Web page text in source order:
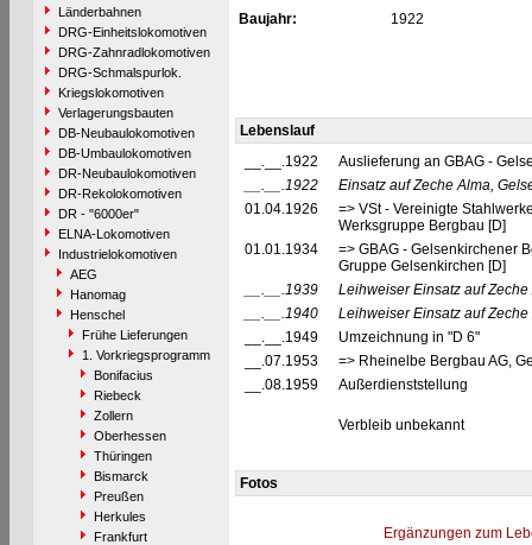
Länderbahnen
DRG-Einheitslokomotiven
DRG-Zahnradlokomotiven
DRG-Schmalspurlok.
Kriegslokomotiven
Verlagerungsbauten
DB-Neubaulokomotiven
DB-Umbaulokomotiven
DR-Neubaulokomotiven
DR-Rekolokomotiven
DR - "6000er"
ELNA-Lokomotiven
Industrielokomotiven
AEG
Hanomag
Henschel
Frühe Lieferungen
1. Vorkriegsprogramm
Bonifacius
Riebeck
Zollern
Oberhessen
Thüringen
Bismarck
Preußen
Herkules
Frankfurt
Baujahr:
1922
Lebenslauf
__.__.1922
Auslieferung an GBAG -
__.__.1922
Einsatz auf Zeche Alma,
01.04.1926
=> VSt - Vereinigte
Werksgruppe Bergbau [D]
01.01.1934
=> GBAG - Gelsenkirchener
Gruppe Gelsenkirchen [D]
__.__.1939
Leihweiser Einsatz auf
__.__.1940
Leihweiser Einsatz auf
__.__.1949
Umzeichnung in "D 6"
__.07.1953
=> Rheinelbe Bergbau AG,
__.08.1959
Außerdienststellung
Verbleib unbekannt
Fotos
Ergänzungen zum